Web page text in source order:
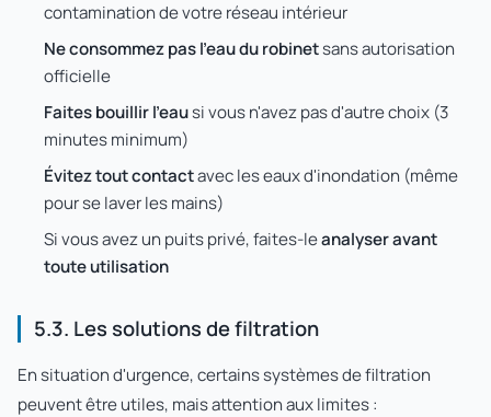
contamination de votre réseau intérieur
Ne consommez pas l'eau du robinetsans autorisation
officielle
Faites bouillir l'eausi vous n'avez pas d'autre choix (3
minutes minimum)
Évitez tout contactavec les eaux d'inondation (même
pour se laver les mains)
Si vous avez un puits privé, faites-leanalyser avant
toute utilisation
5.3. Les solutions de filtration
En situation d'urgence, certains systèmes de filtration
peuvent être utiles, mais attention aux limites :